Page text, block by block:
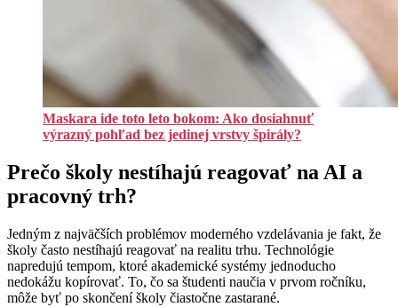
Maskara ide toto leto bokom: Ako dosiahnuť
výrazný pohľad bez jedinej vrstvy špirály?
Prečo školy nestíhajú reagovať na AI a
pracovný trh?
Jedným z najväčších problémov moderného vzdelávania je fakt, že
školy často nestíhajú reagovať na realitu trhu. Technológie
napredujú tempom, ktoré akademické systémy jednoducho
nedokážu kopírovať. To, čo sa študenti naučia v prvom ročníku,
môže byť po skončení školy čiastočne zastarané.